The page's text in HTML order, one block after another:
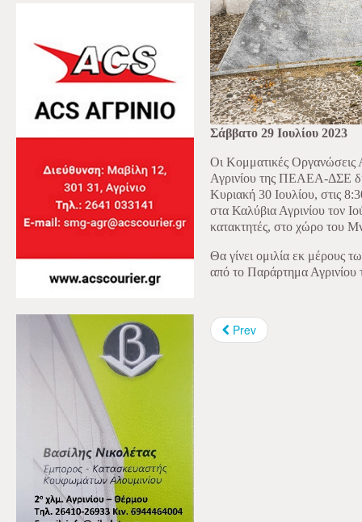
Σάββατο 29 Ιουλίου 2023
Οι Κομματικές Οργανώσεις
Αγρινίου της ΠΕΑΕΑ-ΔΣΕ
Κυριακή 30 Ιουλίου, στις
στα Καλύβια Αγρινίου τον
κατακτητές, στο χώρο του
Θα γίνει ομιλία εκ μέρους
από το Παράρτημα
Prev